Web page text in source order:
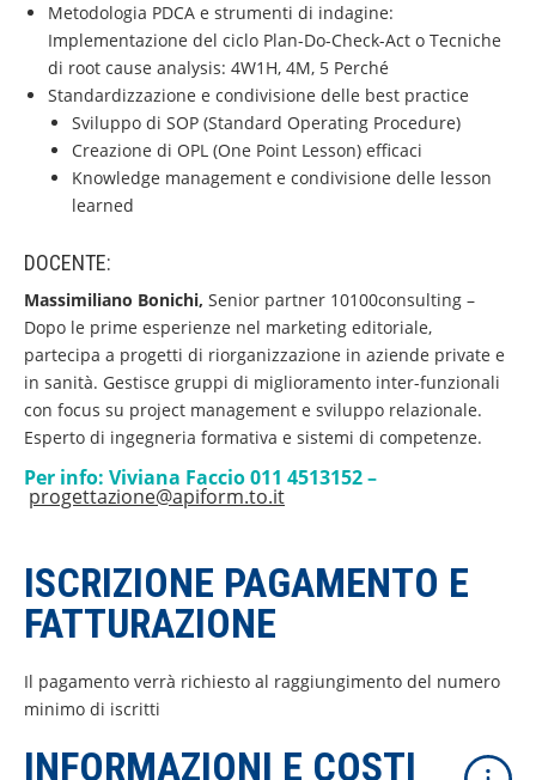
Metodologia PDCA e strumenti di indagine:
Implementazione del ciclo Plan-Do-Check-Act o Tecniche
di root cause analysis: 4W1H, 4M, 5 Perché
Standardizzazione e condivisione delle best practice
Sviluppo di SOP (Standard Operating Procedure)
Creazione di OPL (One Point Lesson) efficaci
Knowledge management e condivisione delle lesson
learned
DOCENTE:
Massimiliano Bonichi, Senior partner 10100consulting –
Dopo le prime esperienze nel marketing editoriale,
partecipa a progetti di riorganizzazione in aziende private e
in sanità. Gestisce gruppi di miglioramento inter-funzionali
con focus su project management e sviluppo relazionale.
Esperto di ingegneria formativa e sistemi di competenze.
Per info: Viviana Faccio 011 4513152 –
progettazione@apiform.to.it
ISCRIZIONE PAGAMENTO E
FATTURAZIONE
Il pagamento verrà richiesto al raggiungimento del numero
minimo di iscritti
INFORMAZIONI E COSTI